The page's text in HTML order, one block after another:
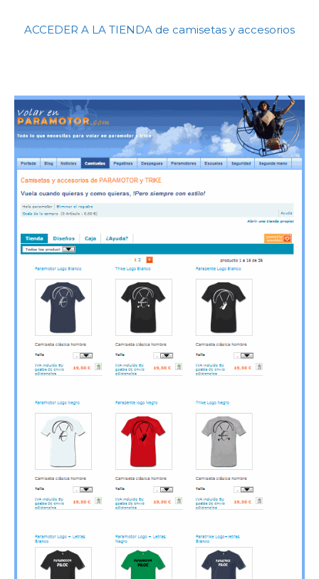
ACCEDER A LA TIENDA de camisetas y accesorios